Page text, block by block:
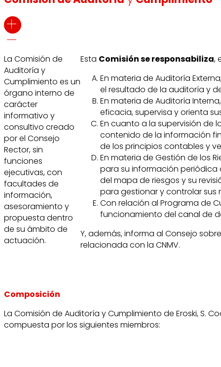
La Comisión de
Auditoría y
Cumplimiento es un
órgano interno de
carácter
informativo y
consultivo creado
por el Consejo
Rector, sin
funciones
ejecutivas, con
facultades de
información,
asesoramiento y
propuesta dentro
de su ámbito de
actuación.
Esta Comisión se responsabiliza,
En materia de Auditoría
el resultado de la auditoría y
En materia de Auditoría
eficacia, supervisa y orienta
En cuanto a la supervisión de
contenido de la información
de los principios contables y
En materia de Gestión de los
para su información periódica
del mapa de riesgos y su
para gestionar y controlar sus
Con relación al Programa de
funcionamiento del canal de
Y, además, informa al Consejo
relacionada con la CNMV.
Composición
La Comisión de Auditoría y Cumplimiento de Eroski, S.
compuesta por los siguientes miembros: